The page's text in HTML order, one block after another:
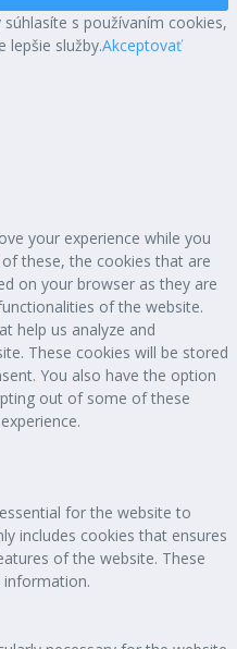
s používaním cookies,
lepšie služby.Akceptovať
your experience while you
these, the cookies that are
on your browser as they are
of the website.
help us analyze and
These cookies will be stored
You also have the option
out of some of these
for the website to
includes cookies that ensures
of the website. These